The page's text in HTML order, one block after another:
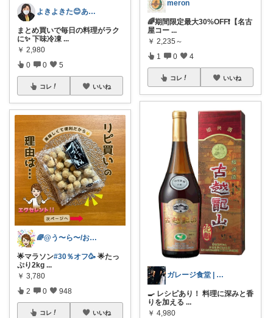
よきよきた😊ありがとうございます🙏
まとめ買いで毎日の料理がラク
に✨ 下味冷凍 ...
￥ 2,980
0 0 5
コレ いいね
🌈@う〜ら〜/お得✨美味しい✨素敵✨
🌟マラソン#30％オフ🥳 🌟たっ
ぷり2kg ...
￥ 3,780
2 0 948
コレ いいね
meron
🌈期間限定最大30%OFF❗️【名古
屋コー ...
￥ 2,235～
1 0 4
コレ いいね
ガレージ食堂 | 開業準備中
🍳 レシピあり！ 料理に深みと香
りを加える ...
￥ 4,980